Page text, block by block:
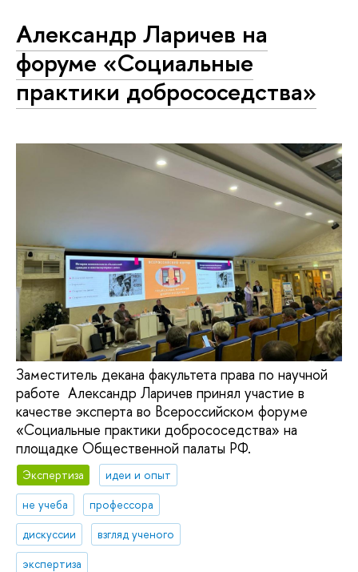
Александр Ларичев на
форуме «Социальные
практики добрососедства»
Заместитель декана факультета права по научной
работе Александр Ларичев принял участие в
качестве эксперта во Всероссийском форуме
«Социальные практики добрососедства» на
площадке Общественной палаты РФ.
Экспертиза
идеи и опыт
не учеба
профессора
дискуссии
взгляд ученого
экспертиза